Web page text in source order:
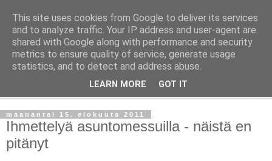
Taloja ja Toiveita
[ Sisustaa ] [ Remontoi ] [ Tuunaa ] [ Haaveilee ] [ Reissaa ]
maanantai 15. elokuuta 2011
Ihmettelyä asuntomessuilla - näistä en
pitänyt
This site uses cookies from Google to deliver its services
and to analyze traffic. Your IP address and user-agent are
shared with Google along with performance and security
metrics to ensure quality of service, generate usage
statistics, and to detect and address abuse.
LEARN MORE GOT IT